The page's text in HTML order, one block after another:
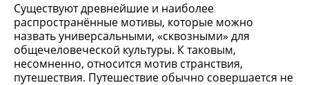
Существуют древнейшие и наиболее
распространённые мотивы, которые можно
назвать универсальными, «сквозными» для
общечеловеческой культуры. К таковым,
несомненно, относится мотив странствия,
путешествия. Путешествие обычно совершается не